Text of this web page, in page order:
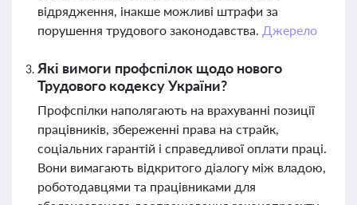
відрядження, інакше можливі штрафи за
порушення трудового законодавства. Джерело
Які вимоги профспілок щодо нового
Трудового кодексу України?
Профспілки наполягають на врахуванні позиції
працівників, збереженні права на страйк,
соціальних гарантій і справедливої оплати праці.
Вони вимагають відкритого діалогу між владою,
роботодавцями та працівниками для